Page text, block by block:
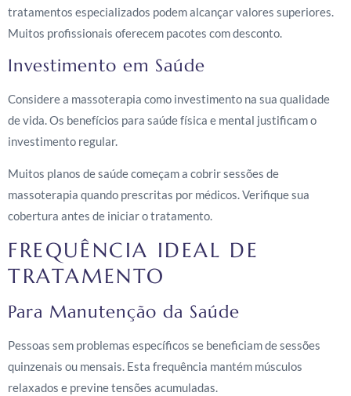
tratamentos especializados podem alcançar valores superiores.
Muitos profissionais oferecem pacotes com desconto.
Investimento em Saúde
Considere a massoterapia como investimento na sua qualidade
de vida. Os benefícios para saúde física e mental justificam o
investimento regular.
Muitos planos de saúde começam a cobrir sessões de
massoterapia quando prescritas por médicos. Verifique sua
cobertura antes de iniciar o tratamento.
FREQUÊNCIA IDEAL DE
TRATAMENTO
Para Manutenção da Saúde
Pessoas sem problemas específicos se beneficiam de sessões
quinzenais ou mensais. Esta frequência mantém músculos
relaxados e previne tensões acumuladas.